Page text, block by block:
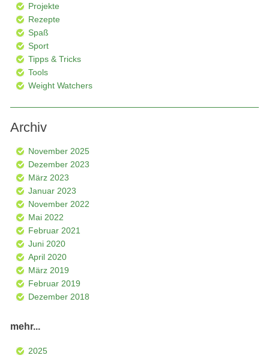
Projekte
Rezepte
Spaß
Sport
Tipps & Tricks
Tools
Weight Watchers
Archiv
November 2025
Dezember 2023
März 2023
Januar 2023
November 2022
Mai 2022
Februar 2021
Juni 2020
April 2020
März 2019
Februar 2019
Dezember 2018
mehr...
2025